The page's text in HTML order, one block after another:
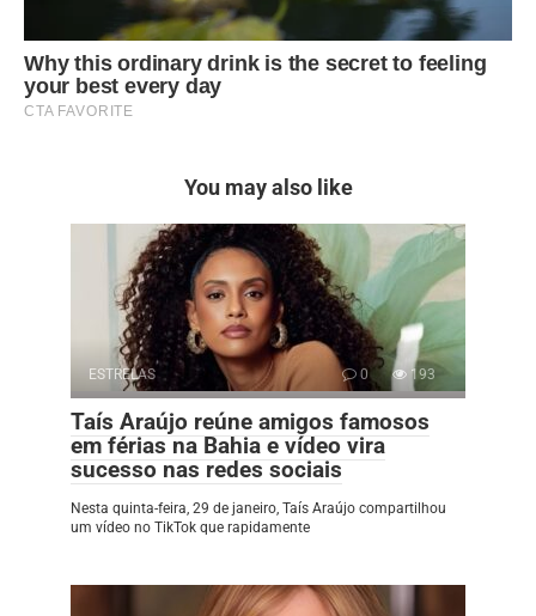
You may also like
ESTRELAS 0 193
Taís Araújo reúne amigos famosos
em férias na Bahia e vídeo vira
sucesso nas redes sociais
Nesta quinta-feira, 29 de janeiro, Taís Araújo compartilhou
um vídeo no TikTok que rapidamente